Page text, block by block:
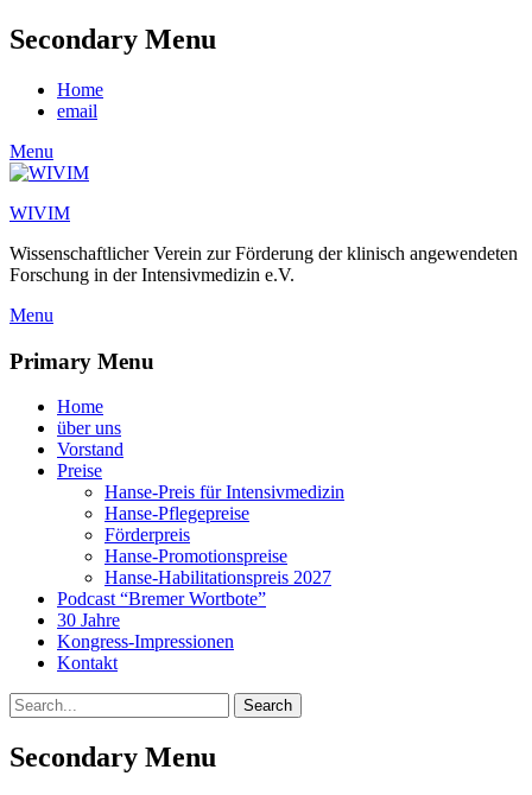
Secondary Menu
Skip
Home
email
Menu
WIVIM
Wissenschaftlicher Verein zur Förderung der klinisch angewendeten
Forschung in der Intensivmedizin e.V.
Menu
Primary Menu
Skip
content
Home
über uns
Vorstand
Preise
Hanse-Preis für Intensivmedizin
Hanse-Pflegepreise
Förderpreis
Hanse-Promotionspreise
Hanse-Habilitationspreis 2027
Podcast “Bremer Wortbote”
30 Jahre
Kongress-Impressionen
Kontakt
Search
Search
for:
Secondary Menu